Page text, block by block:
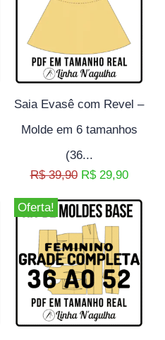
Saia Evasê com Revel –
Molde em 6 tamanhos
(36...
R$39,90 R$29,90
Oferta!